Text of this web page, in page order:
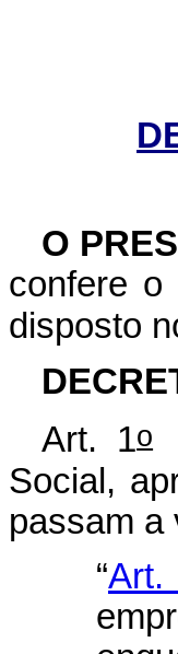
O
confere
disposto
Art. 1o
Social,
passam a
“